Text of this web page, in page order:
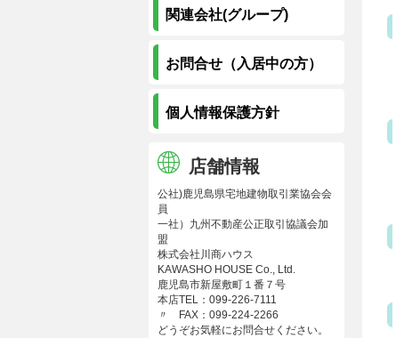
関連会社(グループ)
お問合せ（入居中の方）
個人情報保護方針
店舗情報
公社)鹿児島県宅地建物取引業協会会
員
一社）九州不動産公正取引協議会加
盟
株式会社川商ハウス
KAWASHO HOUSE Co., Ltd.
鹿児島市新屋敷町１番７号
本店TEL：099-226-7111
〃 FAX：099-224-2266
どうぞお気軽にお問合せください。